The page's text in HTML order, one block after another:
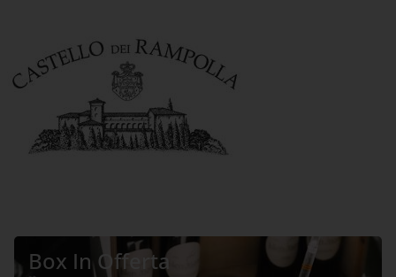
Box In Offerta